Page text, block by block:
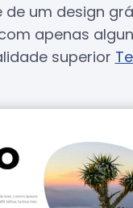
um design
apenas
superior